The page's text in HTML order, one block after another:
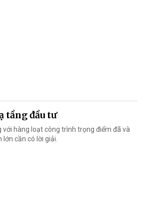
tầng đầu tư
với hàng loạt công trình trọng điểm đã và
cần có lời giải.